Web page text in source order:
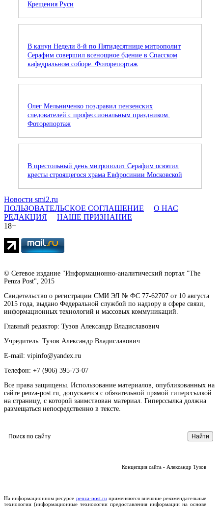
Крещения Руси
В канун Недели 8-й по Пятидесятнице митрополит
Серафим совершил всенощное бдение в Спасском
кафедральном соборе. Фоторепортаж
Олег Мельниченко поздравил пензенских
следователей с профессиональным праздником.
Фоторепортаж
В престольный день митрополит Серафим освятил
кресты строящегося храма Евфросинии Московской
Новости smi2.ru
ПОЛЬЗОВАТЕЛЬСКОЕ СОГЛАШЕНИЕ
О НАС
РЕДАКЦИЯ
НАШЕ ПРИЗНАНИЕ
18+
© Сетевое издание "Информационно-аналитический портал "The
Penza Post", 2015
Свидетельство о регистрации СМИ ЭЛ № ФС 77-62707 от 10 августа
2015 года, выдано Федеральной службой по надзору в сфере связи,
информационных технологий и массовых коммуникаций.
Главный редактор: Тузов Александр Владиславович
Учредитель: Тузов Александр Владиславович
E-mail: vipinfo@yandex.ru
Телефон: +7 (906) 395-73-07
Все права защищены. Использование материалов, опубликованных на
сайте penza-post.ru, допускается с обязательной прямой гиперссылкой
на страницу, с которой заимствован материал. Гиперссылка должна
размещаться непосредственно в тексте.
Концепция сайта - Александр Тузов
На информационном ресурсе penza-post.ru применяются внешние рекомендательные
технологии (информационные технологии предоставления информации на основе